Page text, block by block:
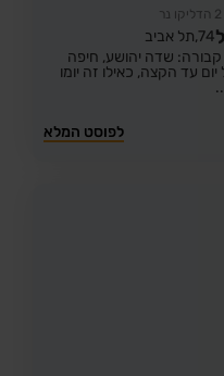
2 הדליקו נר
74, תל אביב
שדה יהושע, חיפה
עד הקצה, כאילו זה יומו
לפוסט המלא